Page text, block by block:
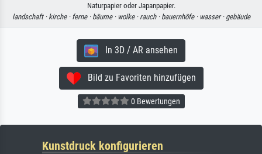
Naturpapier oder Japanpapier.
landschaft · kirche · ferne · bäume · wolke · rauch · bauernhöfe · wasser · gebäude
In 3D / AR ansehen
Bild zu Favoriten hinzufügen
0 Bewertungen
Kunstdruck konfigurieren